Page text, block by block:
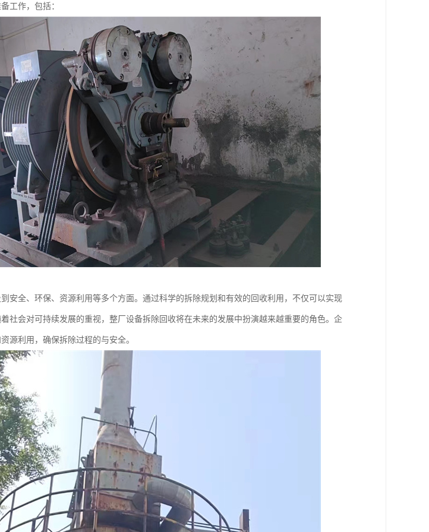
工作，包括：
安全、环保、资源利用等多个方面。通过科学的拆除规划和有效的回收利用，不仅可以实现
社会对可持续发展的重视，整厂设备拆除回收将在未来的发展中扮演越来越重要的角色。企
源利用，确保拆除过程的与安全。